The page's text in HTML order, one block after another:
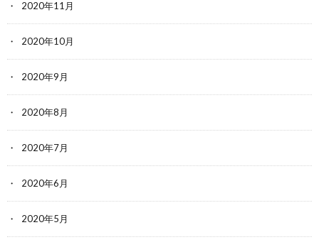
2020年11月
2020年10月
2020年9月
2020年8月
2020年7月
2020年6月
2020年5月